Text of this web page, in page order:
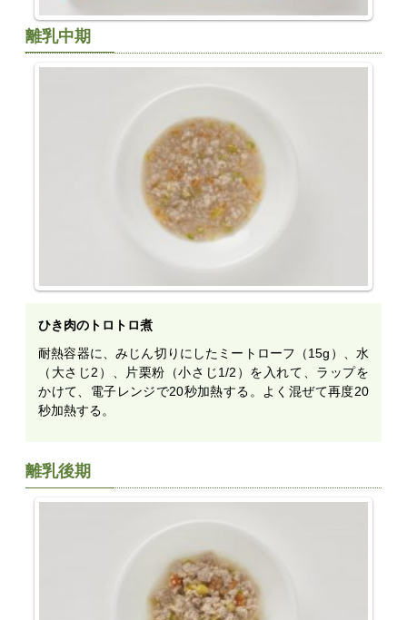
離乳中期
ひき肉のトロトロ煮
耐熱容器に、みじん切りにしたミートローフ（15g）、水
（大さじ2）、片栗粉（小さじ1/2）を入れて、ラップを
かけて、電子レンジで20秒加熱する。よく混ぜて再度20
秒加熱する。
離乳後期